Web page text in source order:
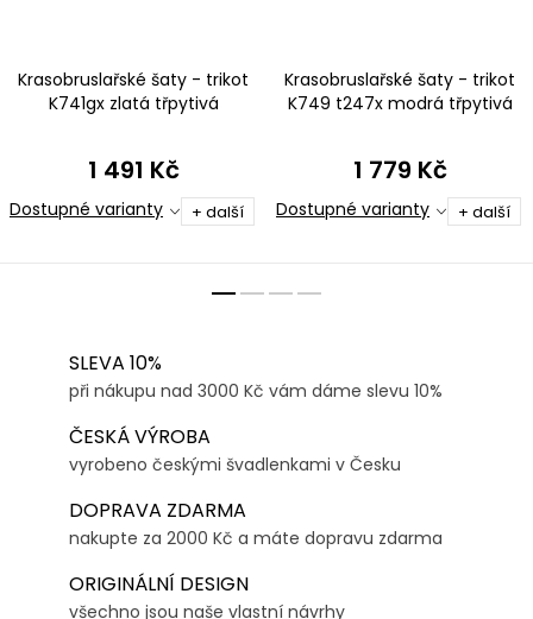
Krasobruslařské šaty - trikot
K741gx zlatá třpytivá
1 491 Kč
Dostupné varianty + další
Krasobruslařské šaty - trikot
K749 t247x modrá třpytivá
1 779 Kč
Dostupné varianty + další
SLEVA 10%
při nákupu nad 3000 Kč vám dáme slevu 10%
ČESKÁ VÝROBA
vyrobeno českými švadlenkami v Česku
DOPRAVA ZDARMA
nakupte za 2000 Kč a máte dopravu zdarma
ORIGINÁLNÍ DESIGN
všechno jsou naše vlastní návrhy